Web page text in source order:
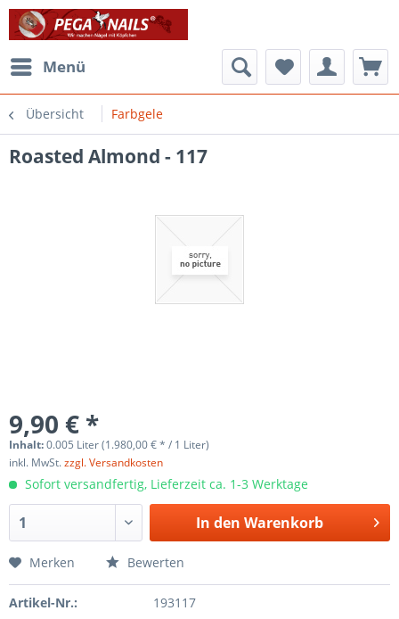
Menü
Übersicht Farbgele
Roasted Almond - 117
9,90 € *
Inhalt:0.005 Liter (1.980,00 € * / 1 Liter)
inkl. MwSt.zzgl. Versandkosten
Sofort versandfertig, Lieferzeit ca. 1-3 Werktage
In den Warenkorb
Merken Bewerten
Artikel-Nr.: 193117